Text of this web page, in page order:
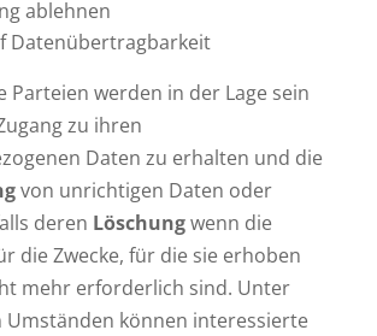
ablehnen
Datenübertragbarkeit
Parteien werden in der Lage sein
zu ihren
Daten zu erhalten und die
von unrichtigen Daten oder
deren Löschungwenn die
die Zwecke, für die sie erhoben
mehr erforderlich sind. Unter
können interessierte